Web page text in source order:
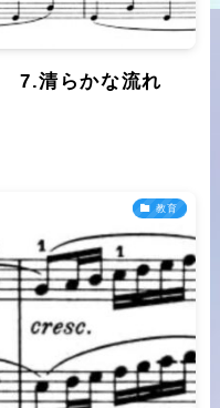
7.清らかな流れ
教育